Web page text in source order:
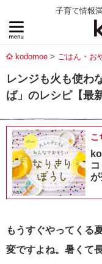
子育て情報
kodomoe ごはん・お
レンジも火も使わ
ば」のレシピ【最
こ
が
もうすぐやってくる
変ですよね。暑くて